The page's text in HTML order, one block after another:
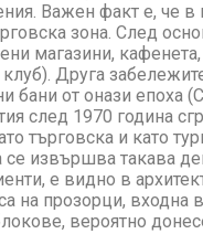
Важен факт е, че
зона. След
магазини,
Друга
бани от онази епоха
след 1970 година
търговска и като
се извършва такава
е видно в
прозорци, входна
вероятно